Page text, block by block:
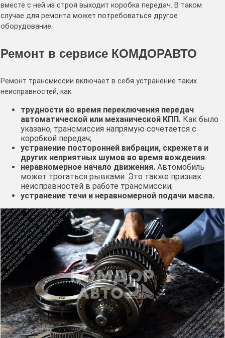
вместе с ней из строя выходит коробка передач. В таком
случае для ремонта может потребоваться другое
оборудование.
Ремонт в сервисе КОМДОРАВТО
Ремонт трансмиссии включает в себя устранение таких
неисправностей, как:
трудности во время переключения передач
автоматической или механической КПП. Как было
указано, трансмиссия напрямую сочетается с
коробкой передач;
устранение посторонней вибрации, скрежета и
других неприятных шумов во время вождения.
неравномерное начало движения. Автомобиль
может трогаться рывками. Это также признак
неисправностей в работе трансмиссии;
устранение течи и неравномерной подачи масла.